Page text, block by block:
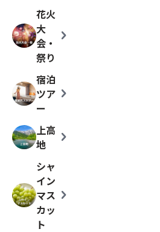
花火
大
会・
祭り
chevron_right
宿泊
ツア
ー
chevron_right
上高
地
chevron_right
シャ
イン
マス
カッ
ト
chevron_right